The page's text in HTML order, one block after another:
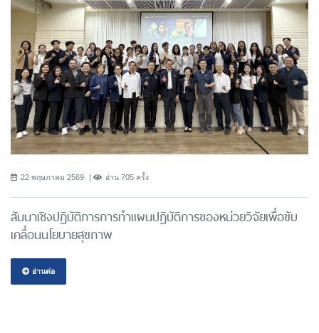
22 พฤษภาคม 2569 อ่าน 705 ครั้ง
สัมนาเชิงปฏิบัติการการทำแผนปฏิบัติการของหน่วยวิจัยเพื่อขับ
เคลื่อนนโยบายสุขภาพ
อ่านต่อ